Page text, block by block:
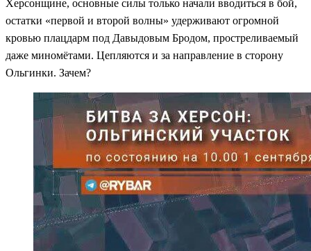
Херсонщине, основные силы только начали вводиться в бой,
остатки «первой и второй волны» удерживают огромной
кровью плацдарм под Давыдовым Бродом, простреливаемый
даже миномётами. Цепляются и за направление в сторону
Ольгинки. Зачем?